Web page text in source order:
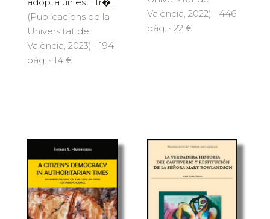
(Publicacions de la
Universitat de
València, 2023) · 194
pàg. · 14 €
València, 2022) · 446
pàg. · 22 €